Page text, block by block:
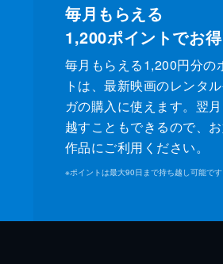
毎月もらえる
1,200ポイントでお得
毎月もらえる1,200円分の
トは、最新映画のレンタ
ガの購入に使えます。翌
越すこともできるので、
作品にご利用ください。
※ポイントは最大90日まで持ち越し可能です